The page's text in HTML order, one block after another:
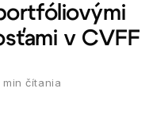
v CVFF
min čítania